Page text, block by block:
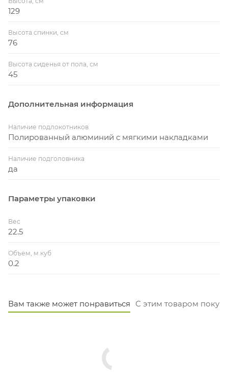
129
Высота спинки, см
76
Высота сиденья от пола, см
45
Дополнительная информация
Наличие подлокотников
Полированный алюминий с мягкими накладками
Наличие подголовника
да
Параметры упаковки
Вес
22.5
Объем, м.куб
0.2
Вам также может понравиться С этим товаром